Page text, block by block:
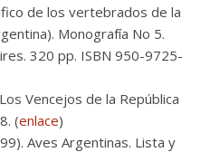
de los vertebrados de la
Monografía No 5.
320 pp. ISBN 950-9725-
Vencejos de la República
(enlace)
Aves Argentinas. Lista y